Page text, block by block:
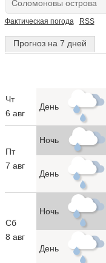
Фактическая погода RSS
Прогноз на 7 дней
Чт
6 авг
День
Пт
7 авг
Ночь
День
Сб
8 авг
Ночь
День